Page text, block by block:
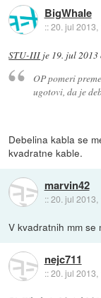
BigWhale
::20. jul 2013,
STU-III je 19. jul
OP pomeri
ugotovi, da je
Debelina kabla se
kvadratne kable.
marvin42
::20. jul 2013,
V kvadratnih mm se
nejc711
::20. jul 2013,